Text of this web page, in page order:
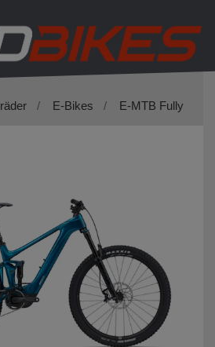
E-Bikes E-MTB Fully